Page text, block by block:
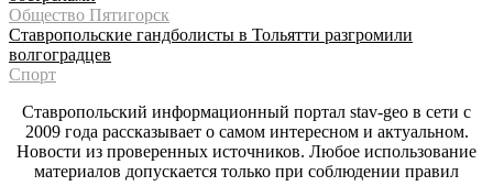
Общество Пятигорск
Ставропольские гандболисты в Тольятти разгромили
волгоградцев
Спорт
Ставропольский информационный портал stav-geo в сети с
2009 года рассказывает о самом интересном и актуальном.
Новости из проверенных источников. Любое использование
материалов допускается только при соблюдении правил